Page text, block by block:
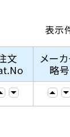
表示
文
メー
略号